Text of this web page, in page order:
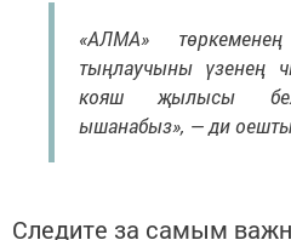
«АЛМА»
тыңлаучыны үзенең
кояш җылысы
ышанабыз», — ди
Следите за самым